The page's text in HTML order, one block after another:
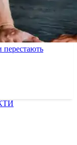
перестають